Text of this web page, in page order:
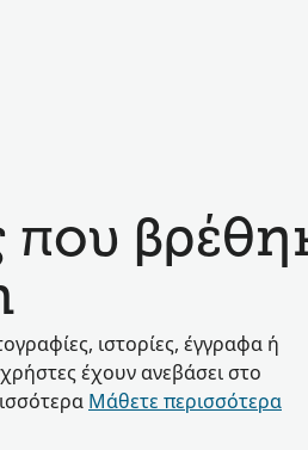
ιστορίες, έγγραφα ή
έχουν ανεβάσει στο
Μάθετε περισσότερα